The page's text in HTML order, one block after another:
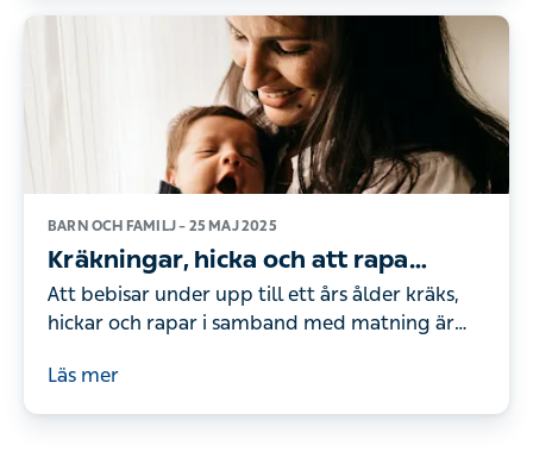
inskrivningsbesök
BARN OCH FAMILJ – 25 MAJ 2025
Kräkningar, hicka och att rapa
bebisar
Att bebisar under upp till ett års ålder kräks,
hickar och rapar i samband med matning är
sig för. Däremot finns det saker vi kan göra för
att hjälpa de små för att undvika obehag så
Läs mer